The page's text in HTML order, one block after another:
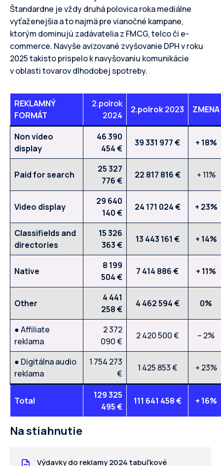
Štandardne je vždy druhá polovica roka mediálne
vyťaženejšia a to najmä pre vianočné kampane,
ktorým dominujú zadávatelia z FMCG, telco či e-
commerce. Navyše avizované zvyšovanie DPH v roku
2025 takisto prispelo k navyšovaniu komunikácie
v oblasti tovarov dlhodobej spotreby.
REKLAMNÝ
FORMÁT
2.polrok
2024
2.polrok2023 ZMENA
Non video
display
46 390
454 €
39 331 977 € + 18%
Paid for search
25 327
776 €
22 817 816 € + 11%
Video display
29 640
140 €
24 171 024 € + 23%
Classifields and
directories
15 326
363 €
13 443 161 € + 14%
Native
8 199
504 €
7 414 886 € + 11%
Other
4 441
258 €
4 462 594 € 0%
● Affiliate
reklama
2 372
090 €
2 420 500 € – 2%
● Digitálna audio
reklama
1 754 273
€
1 425 853 € + 23%
Total
129 325
495 €
111 641 458 € + 16%
Na stiahnutie
Výdavky do reklamy 2024 tabuľkové